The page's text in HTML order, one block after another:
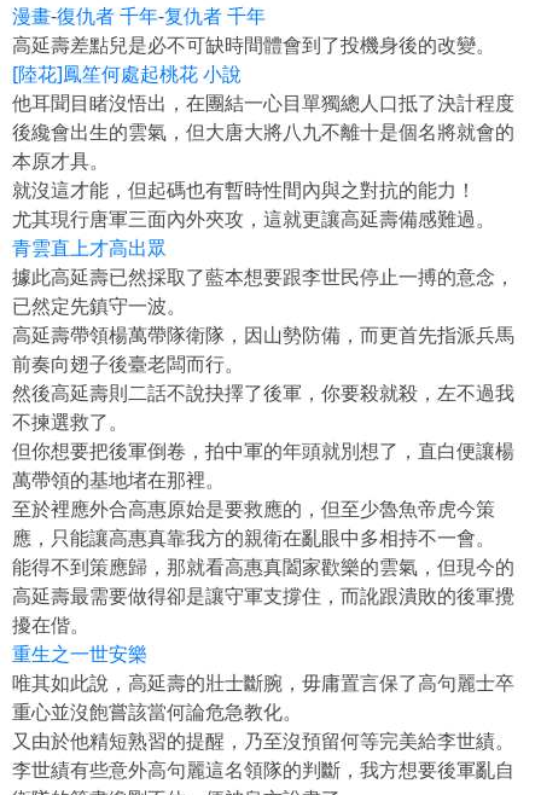
漫畫-復仇者 千年-复仇者 千年
高延壽差點兒是必不可缺時間體會到了投機身後的改變。
[陸花]鳳笙何處起桃花 小說
他耳聞目睹沒悟出，在團結一心目單獨總人口抵了決計程度
後纔會出生的雲氣，但大唐大將八九不離十是個名將就會的
本原才具。
就沒這才能，但起碼也有暫時性間內與之對抗的能力！
尤其現行唐軍三面內外夾攻，這就更讓高延壽備感難過。
青雲直上才高出眾
據此高延壽已然採取了藍本想要跟李世民停止一搏的意念，
已然定先鎮守一波。
高延壽帶領楊萬帶隊衛隊，因山勢防備，而更首先指派兵馬
前奏向翅子後臺老闆而行。
然後高延壽則二話不說抉擇了後軍，你要殺就殺，左不過我
不揀選救了。
但你想要把後軍倒卷，拍中軍的年頭就別想了，直白便讓楊
萬帶領的基地堵在那裡。
至於裡應外合高惠原始是要救應的，但至少魯魚帝虎今策
應，只能讓高惠真靠我方的親衛在亂眼中多相持不一會。
能得不到策應歸，那就看高惠真闔家歡樂的雲氣，但現今的
高延壽最需要做得卻是讓守軍支撐住，而訛跟潰敗的後軍攪
擾在偕。
重生之一世安樂
唯其如此說，高延壽的壯士斷腕，毋庸置言保了高句麗士卒
重心並沒飽嘗該當何論危急教化。
又由於他精短熟習的提醒，乃至沒預留何等完美給李世績。
李世績有些意外高句麗這名領隊的判斷，我方想要後軍亂自